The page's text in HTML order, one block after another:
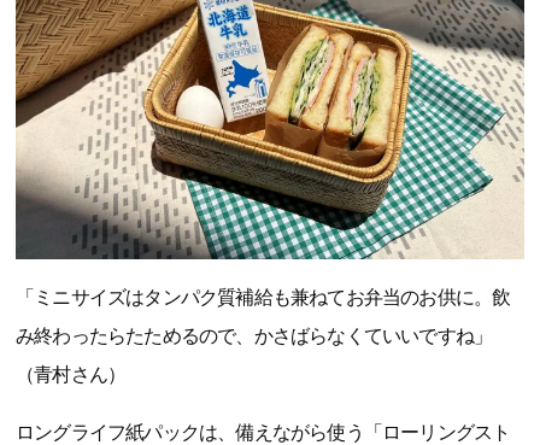
「ミニサイズはタンパク質補給も兼ねてお弁当のお供に。飲
み終わったらたためるので、かさばらなくていいですね」
（青村さん）
ロングライフ紙パックは、備えながら使う「ローリングスト